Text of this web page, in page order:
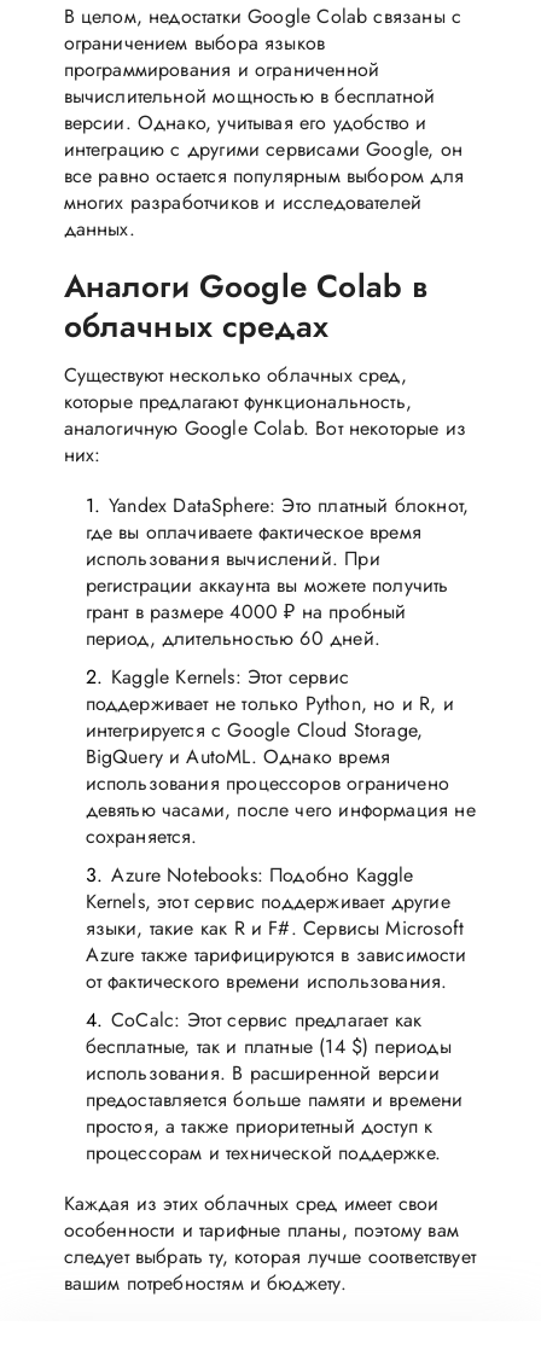
В целом, недостатки Google Colab связаны с
ограничением выбора языков
программирования и ограниченной
вычислительной мощностью в бесплатной
версии. Однако, учитывая его удобство и
интеграцию с другими сервисами Google, он
все равно остается популярным выбором для
многих разработчиков и исследователей
данных.
Аналоги Google Colab в
облачных средах
Существуют несколько облачных сред,
которые предлагают функциональность,
аналогичную Google Colab. Вот некоторые из
них:
Yandex DataSphere: Это платный блокнот,
где вы оплачиваете фактическое время
использования вычислений. При
регистрации аккаунта вы можете получить
грант в размере 4000 ₽ на пробный
период, длительностью 60 дней.
Kaggle Kernels: Этот сервис
поддерживает не только Python, но и R, и
интегрируется с Google Cloud Storage,
BigQuery и AutoML. Однако время
использования процессоров ограничено
девятью часами, после чего информация не
сохраняется.
Azure Notebooks: Подобно Kaggle
Kernels, этот сервис поддерживает другие
языки, такие как R и F#. Сервисы Microsoft
Azure также тарифицируются в зависимости
от фактического времени использования.
CoCalc: Этот сервис предлагает как
бесплатные, так и платные (14 $) периоды
использования. В расширенной версии
предоставляется больше памяти и времени
простоя, а также приоритетный доступ к
процессорам и технической поддержке.
Каждая из этих облачных сред имеет свои
особенности и тарифные планы, поэтому вам
следует выбрать ту, которая лучше соответствует
вашим потребностям и бюджету.